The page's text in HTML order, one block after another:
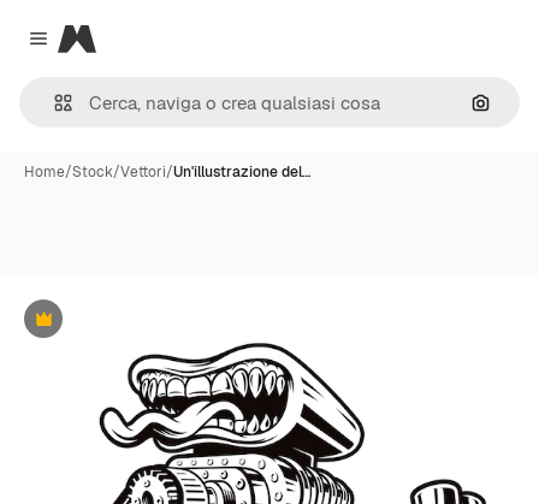
Close menu
Magnific
Cerca
Home/Stock/Vettori/Un'illustrazione del…
Premium